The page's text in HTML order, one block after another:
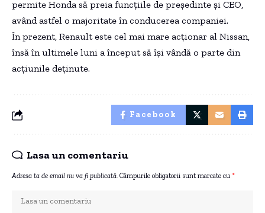
permite Honda să preia funcțiile de președinte și CEO,
având astfel o majoritate în conducerea companiei.
În prezent, Renault este cel mai mare acționar al Nissan,
însă în ultimele luni a început să își vândă o parte din
acțiunile deținute.
Facebook
Lasa un comentariu
Adresa ta de email nu va fi publicată. Câmpurile obligatorii sunt marcate cu *